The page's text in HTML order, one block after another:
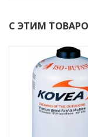
С ЭТИМ